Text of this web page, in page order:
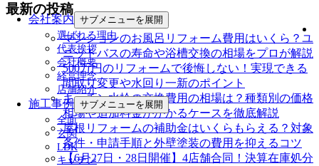
会社案内 サブメニューを展開
選ばれる理由
代表挨拶
会社概要
経営理念
店舗紹介
施工事例 サブメニューを展開
全面
玄関
LDK
キッチン
最新の投稿
マンションのお風呂リフォーム費用はいくら？ユ
ニットバスの寿命や浴槽交換の相場をプロが解説
500万円のリフォームで後悔しない！実現できる
間取り変更や水回り一新のポイント
キッチン水栓の交換費用の相場は？種類別の価格
相場や追加料金がかかるケースを徹底解説
屋根リフォームの補助金はいくらもらえる？対象
条件・申請手順と外壁塗装の費用を抑えるコツ
【6月27日・28日開催】4店舗合同！決算在庫処分